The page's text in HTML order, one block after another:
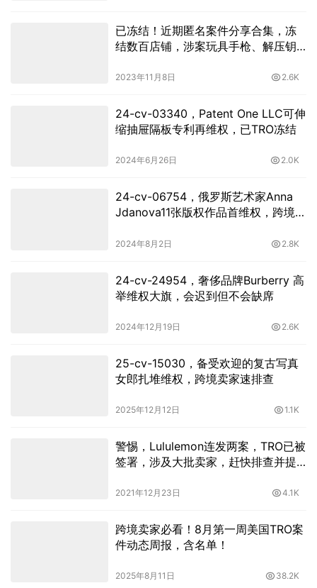
已冻结！近期匿名案件分享合集，冻
结数百店铺，涉案玩具手枪、解压钥
2023年11月8日 2.6K
24-cv-03340，Patent One LLC可伸
缩抽屉隔板专利再维权，已TRO冻结
2024年6月26日 2.0K
24-cv-06754，俄罗斯艺术家Anna
Jdanova11张版权作品首维权，跨境卖
2024年8月2日 2.8K
24-cv-24954，奢侈品牌Burberry 高
举维权大旗，会迟到但不会缺席
2024年12月19日 2.6K
25-cv-15030，备受欢迎的复古写真
女郎扎堆维权，跨境卖家速排查
2025年12月12日 1.1K
警惕，Lululemon连发两案，TRO已被
签署，涉及大批卖家，赶快排查并提
2021年12月23日 4.1K
跨境卖家必看！8月第一周美国TRO案
件动态周报，含名单！
2025年8月11日 38.2K